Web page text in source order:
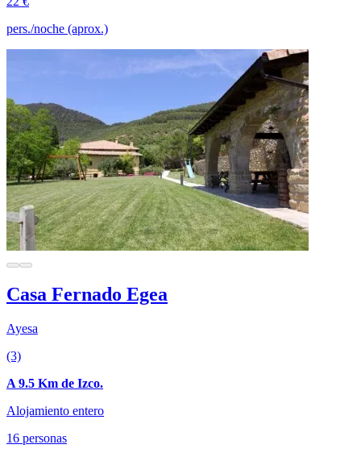
pers./noche (aprox.)
Casa Fernado Egea
Ayesa
(3)
A 9.5 Km de Izco.
Alojamiento entero
16 personas